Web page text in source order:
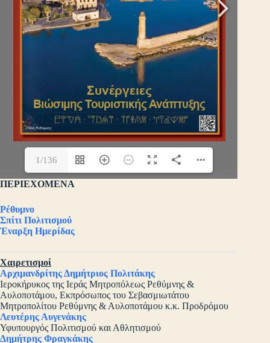
1/136
ΠΕΡΙΕΧΟΜΕΝΑ
Ρέθυμνο
Σπίτι Πολιτισμού
Έναρξη Ημερίδας
Χαιρετισμοί
Αρχιμανδρίτης Δημήτριος Πολιτάκης
Ιεροκήρυκος της Ιεράς Μητροπόλεως Ρεθύμνης &
Αυλοποτάμου, Εκπρόσωπος του Σεβασμιωτάτου
Μητροπολίτου Ρεθύμνης & Αυλοποτάμου κ.κ. Προδρόμου
Λευτέρης Αυγενάκης
Υφυπουργός Πολιτισμού και Αθλητισμού
Δημήτρης Φραγκάκης